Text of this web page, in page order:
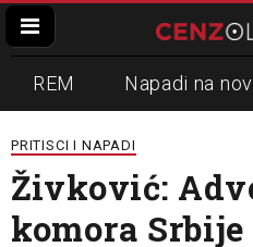
REM Napadi na
Zvučni top
Propaganda
PRITISCI I NAPADI
Živković:
komora